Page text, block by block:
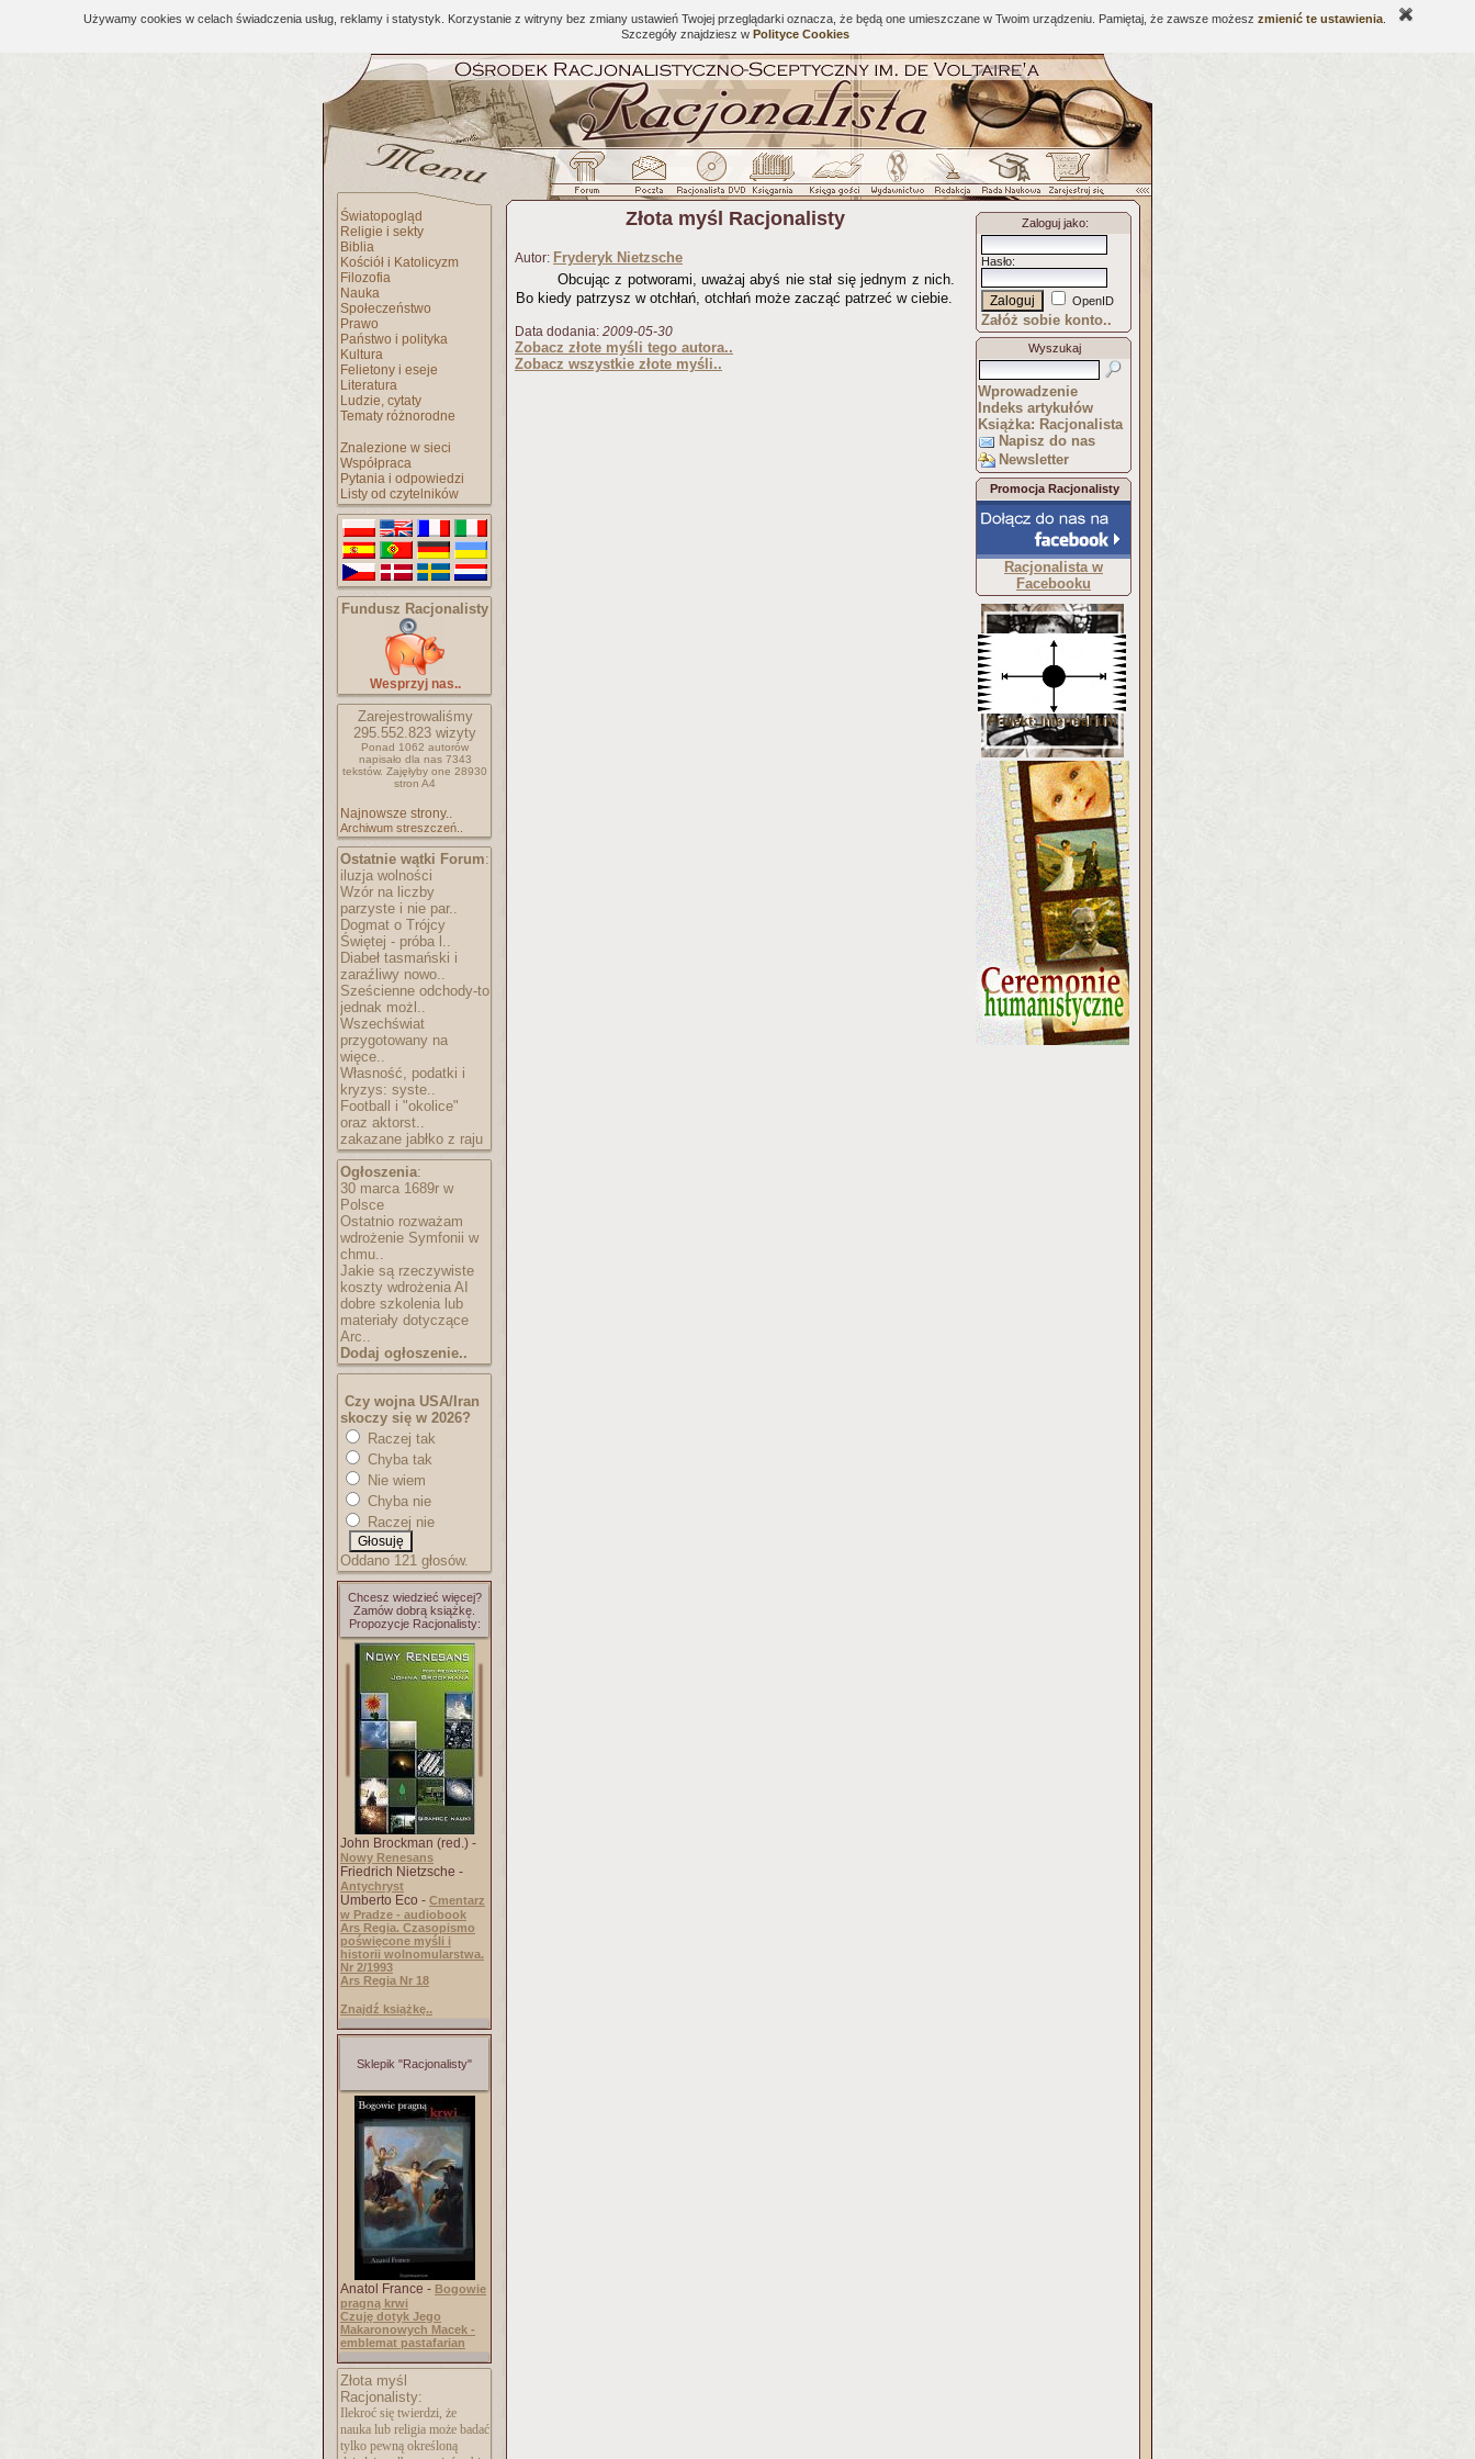
Używamy cookies w celach świadczenia usług, reklamy i statystyk. Korzystanie z witryny bez zmiany ustawień Twojej przeglądarki oznacza, że będą one umieszczane w Twoim urządzeniu. Pamiętaj, że zawsze możesz zmienić te ustawienia
Szczegóły znajdziesz w Polityce Cookies
Światopogląd
Religie i sekty
Biblia
Kościół i Katolicyzm
Filozofia
Nauka
Społeczeństwo
Prawo
Państwo i polityka
Kultura
Felietony i eseje
Literatura
Ludzie, cytaty
Tematy różnorodne
Znalezione w sieci
Współpraca
Pytania i odpowiedzi
Listy od czytelników
Fundusz Racjonalisty
Wesprzyj nas..
Zarejestrowaliśmy
295.552.823 wizyty
Ponad 1062 autorów
napisało dla nas 7343
tekstów. Zajęłyby one 28930
stron A4
Najnowsze strony..
Archiwum streszczeń..
Ostatnie wątki Forum:
iluzja wolności
Wzór na liczby
parzyste i nie par..
Dogmat o Trójcy
Świętej - próba l..
Diabeł tasmański i
zaraźliwy nowo..
Sześcienne odchody-to
jednak możl..
Wszechświat
przygotowany na
więce..
Własność, podatki i
kryzys: syste..
Football i "okolice"
oraz aktorst..
zakazane jabłko z raju
Ogłoszenia:
30 marca 1689r w
Polsce
Ostatnio rozważam
wdrożenie Symfonii w
chmu..
Jakie są rzeczywiste
koszty wdrożenia AI
dobre szkolenia lub
materiały dotyczące
Arc..
Dodaj ogłoszenie..
Czy wojna USA/Iran
skoczy się w 2026?
Raczej tak
Chyba tak
Nie wiem
Chyba nie
Raczej nie
Oddano 121 głosów.
Chcesz wiedzieć więcej?
Zamów dobrą książkę.
Propozycje Racjonalisty:
John Brockman (red.) -
Nowy Renesans
Friedrich Nietzsche -
Antychryst
Umberto Eco - Cmentarz
w Pradze - audiobook
Ars Regia. Czasopismo
poświęcone myśli i
historii wolnomularstwa.
Nr 2/1993
Ars Regia Nr 18
Znajdź książkę..
Sklepik "Racjonalisty"
Anatol France - Bogowie
pragną krwi
Czuję dotyk Jego
Makaronowych Macek -
emblemat pastafarian
Złota myśl
Racjonalisty:
Ilekroć się twierdzi, że
nauka lub religia może badać
tylko pewną określoną
Złota myśl Racjonalisty
Autor: Fryderyk Nietzsche
Obcując z potworami, uważaj abyś nie stał się jednym z nich.
Bo kiedy patrzysz w otchłań, otchłań może zacząć patrzeć w ciebie.
Data dodania: 2009-05-30
Zobacz złote myśli tego autora..
Zobacz wszystkie złote myśli..
Zaloguj jako:
Hasło:
OpenID
Załóż sobie konto..
Wyszukaj
Wprowadzenie
Indeks artykułów
Książka: Racjonalista
Napisz do nas
Newsletter
Promocja Racjonalisty
Racjonalista w
Facebooku